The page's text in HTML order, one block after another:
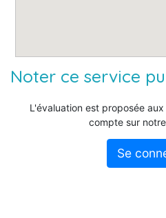
Noter ce service
L'évaluation est proposée
compte sur
Se